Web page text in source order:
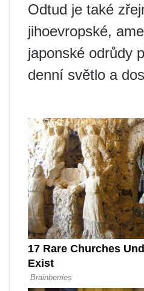
Odtud je také
jihoevropské,
japonské odrůdy
denní světlo a